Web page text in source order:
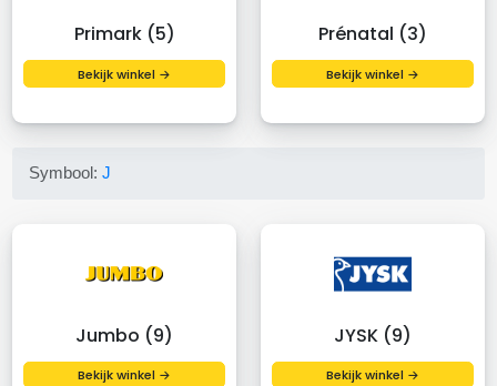
Primark (5)
Bekijk winkel →
Prénatal (3)
Bekijk winkel →
Symbool:J
Jumbo (9)
Bekijk winkel →
JYSK (9)
Bekijk winkel →